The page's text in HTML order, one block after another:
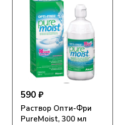
590 ₽
Раствор Опти-Фри
PureMoist, 300 мл